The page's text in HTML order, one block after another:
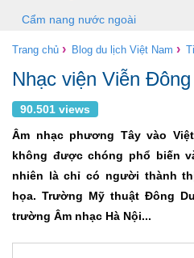
Cẩm nang nước ngoài
Trang chủ › Blog du lịch Việt Nam ›
Nhạc viện Viễn Đông
90.501 views
Âm nhạc phương Tây vào
không được chóng phổ biến
nhiên là chỉ có người thành
họa. Trường Mỹ thuật Đông
trường Âm nhạc Hà Nội...